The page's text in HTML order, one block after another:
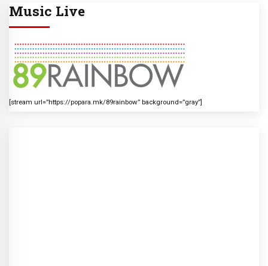
Music Live
[stream url=”https://popara.mk/89rainbow” background=”gray”]